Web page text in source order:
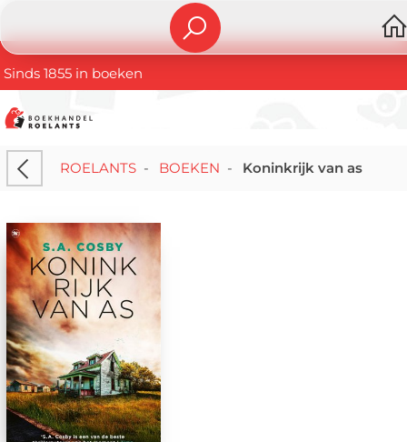
Sinds 1855 in boeken
ROELANTS- BOEKEN - Koninkrijk van as